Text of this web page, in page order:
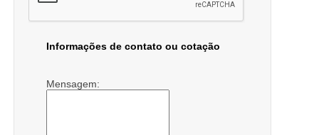
Informações de contato ou cotação
Mensagem: